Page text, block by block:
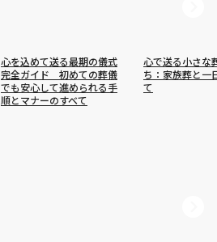
心を込めて送る最期の儀式
完全ガイド 初めての葬儀
でも安心して進められる手
順とマナーのすべて
心で送る小さな
ち：家族葬と一
て